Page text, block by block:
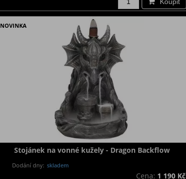
NOVINKA
Stojánek na vonné kužely - Dragon Backflow
Dodání dny: skladem
Cena: 1 190 Kč